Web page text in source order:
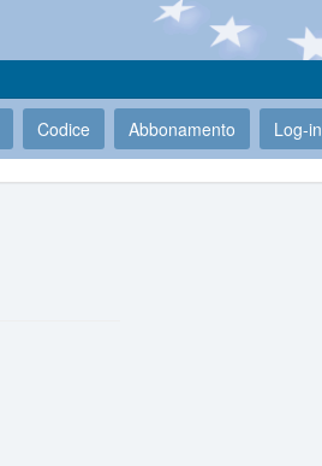
Codice Abbonamento Log-in